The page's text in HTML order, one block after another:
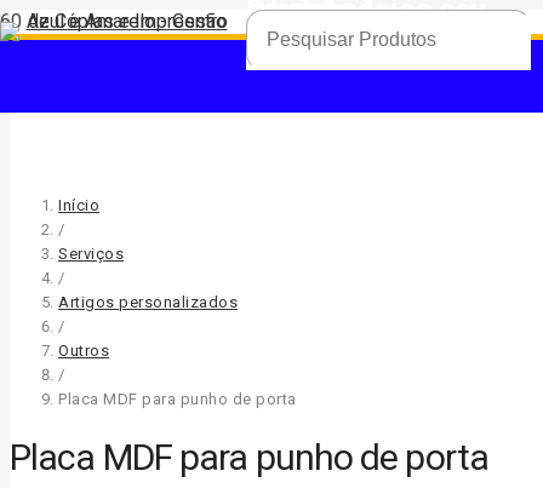
Produto
foi adicionado ao seu carrinho.
Início
/
Serviços
/
Artigos personalizados
/
Outros
/
Placa MDF para punho de porta
Placa MDF para punho de porta